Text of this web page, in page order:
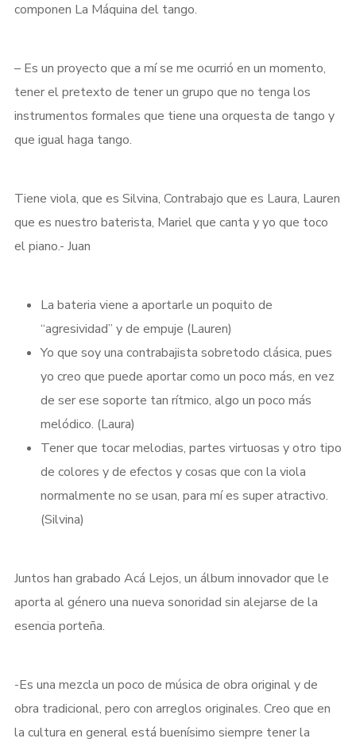
Login
Username or email address *
Remember me
I need to register |Lost your password?
componen La Máquina del tango.
– Es un proyecto que a mí se me ocurrió en un momento,
tener el pretexto de tener un grupo que no tenga los
instrumentos formales que tiene una orquesta de tango y
que igual haga tango.
Tiene viola, que es Silvina, Contrabajo que es Laura, Lauren
que es nuestro baterista, Mariel que canta y yo que toco
el piano.- Juan
La bateria viene a aportarle un poquito de
“agresividad” y de empuje (Lauren)
Yo que soy una contrabajista sobretodo clásica, pues
yo creo que puede aportar como un poco más, en vez
de ser ese soporte tan rítmico, algo un poco más
melódico. (Laura)
Tener que tocar melodias, partes virtuosas y otro tipo
de colores y de efectos y cosas que con la viola
normalmente no se usan, para mí es super atractivo.
(Silvina)
Juntos han grabado Acá Lejos, un álbum innovador que le
aporta al género una nueva sonoridad sin alejarse de la
esencia porteña.
-Es una mezcla un poco de música de obra original y de
obra tradicional, pero con arreglos originales. Creo que en
la cultura en general está buenísimo siempre tener la